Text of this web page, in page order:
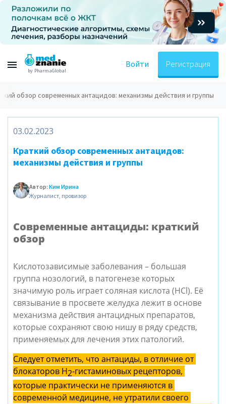
by PharmaGlobal
Войти Регистрация
обзор современных антацидов: механизмы действия и группы
03.02.2023
Краткий обзор современных антацидов:
механизмы действия и группы
Автор: Ким Ирина
Журналист, провизор
Современные антациды: краткий
обзор
Кислотозависимые заболевания – большая
группа нозологий, в патогенезе которых
значимую роль играет соляная кислота (HCl). Её
связывание в просвете желудка лежит в основе
механизма действия антацидных препаратов,
которые сохраняют свою нишу в ряду средств,
применяемых для лечения этих патологий.
Следует отметить, что антациды, в отличие от
блокаторов Н2-гистаминовых рецепторов,
которые практически не применяются в
современной медицине, не утратили своего